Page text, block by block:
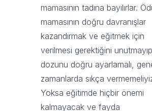
mamasının tadına bayılırlar.
mamasının doğru davranışlar
kazandırmak ve eğitmek için
verilmesi gerektiğini
dozunu doğru ayarlamalı,
zamanlarda sıkça
Yoksa eğitimde hiçbir önemi
kalmayacak ve fayda